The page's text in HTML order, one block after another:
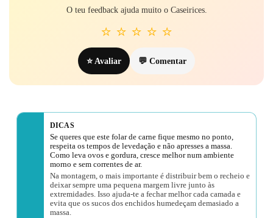
O teu feedback ajuda muito o Caseirices.
⭐ ⭐ ⭐ ⭐ ⭐
⭐ Avaliar 💬 Comentar
DICAS
Se queres que este folar de carne fique mesmo no ponto,
respeita os tempos de levedação e não apresses a massa.
Como leva ovos e gordura, cresce melhor num ambiente
morno e sem correntes de ar.
Na montagem, o mais importante é distribuir bem o recheio e
deixar sempre uma pequena margem livre junto às
extremidades. Isso ajuda-te a fechar melhor cada camada e
evita que os sucos dos enchidos humedeçam demasiado a
massa.